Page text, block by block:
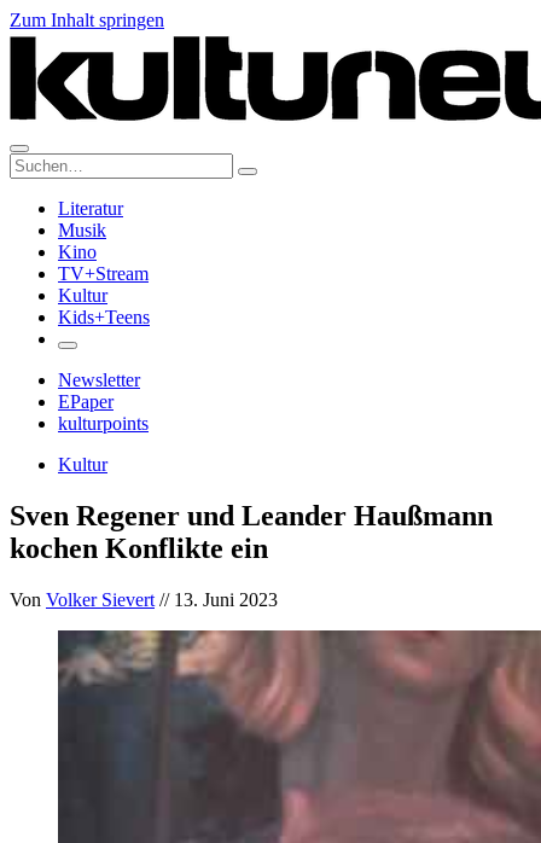
Zum Inhalt springen
Suche:
Literatur
Musik
Kino
TV+Stream
Kultur
Kids+Teens
Newsletter
EPaper
kulturpoints
Kultur
Sven Regener und Leander Haußmann
kochen Konflikte ein
Von Volker Sievert // 13. Juni 2023